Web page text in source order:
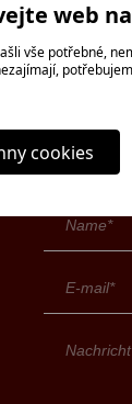
web
vše potřebné,
cookies